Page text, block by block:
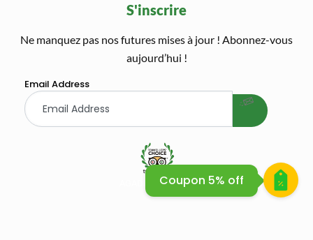
S'inscrire
Ne manquez pas nos futures mises à jour ! Abonnez-vous
aujourd’hui !
Email Address
AGADIR QUAD BIKECoupon 5% off